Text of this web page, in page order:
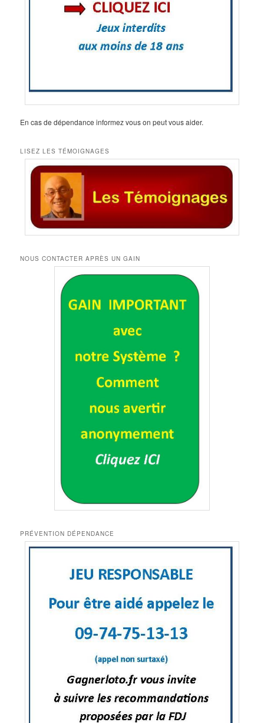
En cas de dépendance informez vous on peut vous aider.
LISEZ LES TÉMOIGNAGES
NOUS CONTACTER APRÈS UN GAIN
PRÉVENTION DÉPENDANCE